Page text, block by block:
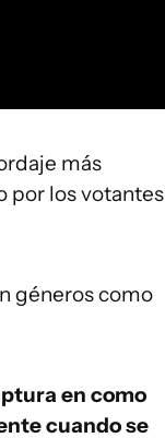
más
por los votantes
géneros como
en como
cuando se